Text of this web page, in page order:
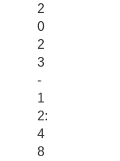
2
0
2
3
-
1
2:
4
8